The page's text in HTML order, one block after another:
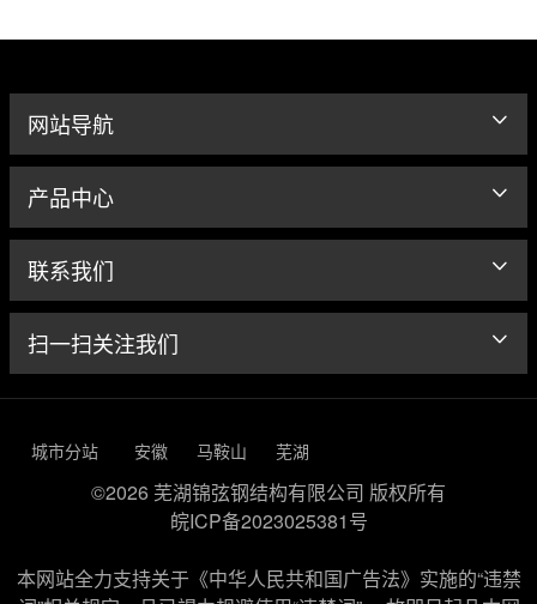
网站导航
产品中心
联系我们
扫一扫关注我们
城市分站 安徽 马鞍山 芜湖
©2026 芜湖锦弦钢结构有限公司 版权所有
皖ICP备2023025381号
本网站全力支持关于《中华人民共和国广告法》实施的“违禁